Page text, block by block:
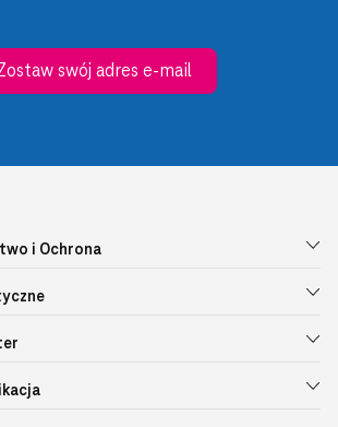
swój adres e-mail
i Ochrona